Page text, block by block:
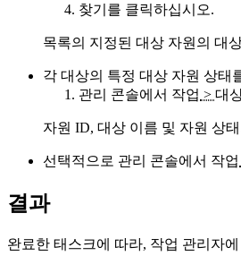
찾기 를 클릭하십시오.
목록의 지정된 대상 자원의 대
각 대상의 특정 대상 자원 상태
관리 콘솔에서 작업 > 대
자원 ID, 대상 이름 및 자원 상
선택적으로 관리 콘솔에서 작업
결과
완료한 태스크에 따라, 작업 관리자